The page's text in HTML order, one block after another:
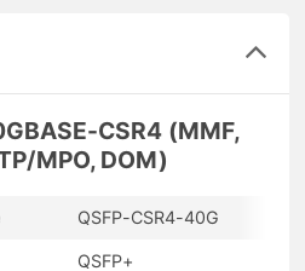
CSR4 (MMF,
MPO, DOM)
QSFP-CSR4-40G
QSFP+